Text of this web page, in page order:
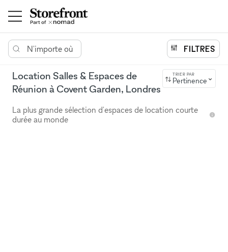
N'importe où FILTRES
Location Salles & Espaces de
Réunion à Covent Garden, Londres
TRIER PAR
Pertinence
La plus grande sélection d'espaces de location courte
durée au monde